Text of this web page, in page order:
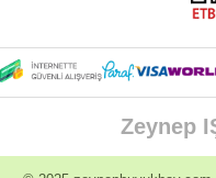
Zeynep